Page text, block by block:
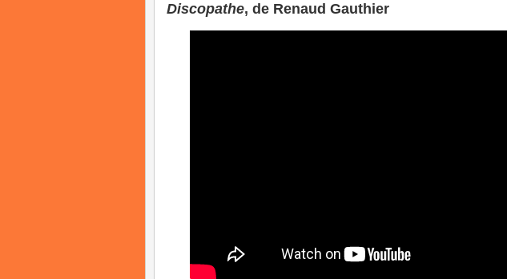
Discopathe, de Renaud Gauthier